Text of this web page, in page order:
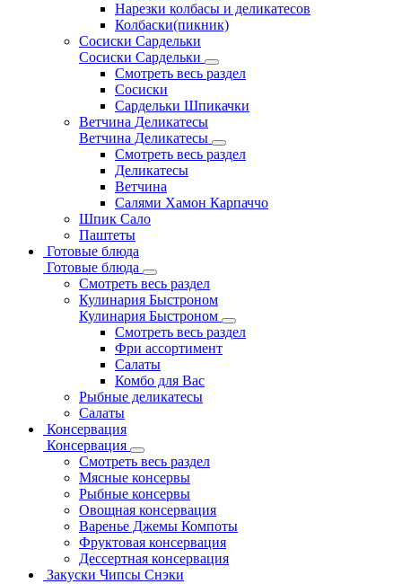
Нарезки колбасы и деликатесов
Колбаски(пикник)
Сосиски Сардельки
Сосиски Сардельки
Смотреть весь раздел
Сосиски
Сардельки Шпикачки
Ветчина Деликатесы
Ветчина Деликатесы
Смотреть весь раздел
Деликатесы
Ветчина
Салями Хамон Карпаччо
Шпик Сало
Паштеты
Готовые блюда
Готовые блюда
Смотреть весь раздел
Кулинария Быстроном
Кулинария Быстроном
Смотреть весь раздел
Фри ассортимент
Салаты
Комбо для Вас
Рыбные деликатесы
Салаты
Консервация
Консервация
Смотреть весь раздел
Мясные консервы
Рыбные консервы
Овощная консервация
Варенье Джемы Компоты
Фруктовая консервация
Дессертная консервация
Закуски Чипсы Снэки